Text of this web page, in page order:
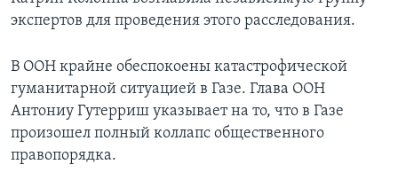
экспертов для проведения этого расследования.
В ООН крайне обеспокоены катастрофической
гуманитарной ситуацией в Газе. Глава ООН
Антониу Гутерриш указывает на то, что в Газе
произошел полный коллапс общественного
правопорядка.